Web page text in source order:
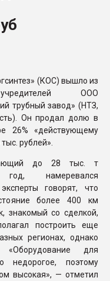
(КОС) вышло из
ООО
трубный завод» (НТЗ,
Он продал долю в
26% «действующему
рублей».
до 28 тыс. т
намеревался
говорят, что
более 400 км
знакомый со сделкой,
построить еще
регионах, однако
для
недорогое, поэтому
высокая», — отметил